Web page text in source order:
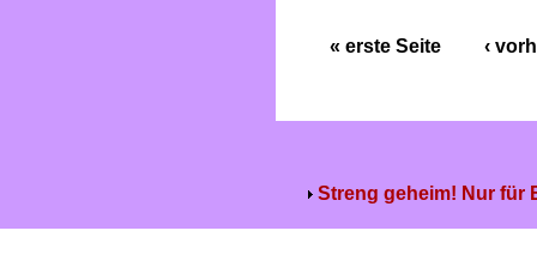
« erste Seite ‹
Streng geheim! Nur für